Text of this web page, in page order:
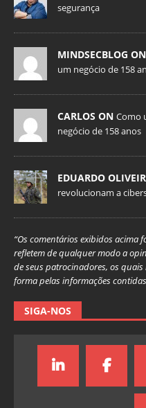
segurança
MINDSECBLOG ON
um negócio de 158
CARLOS ON Como
negócio de 158 anos
EDUARDO
revolucionam a
“Os comentários exibidos acima
refletem de qualquer modo a
de seus patrocinadores, os
forma pelas informações
SIGA-NOS